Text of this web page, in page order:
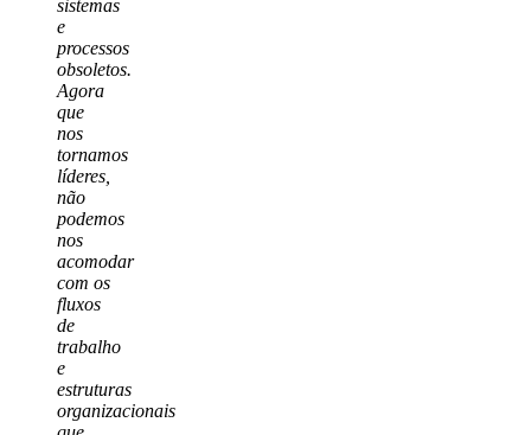
sistemas
e
processos
obsoletos.
Agora
que
nos
tornamos
líderes,
não
podemos
nos
acomodar
com os
fluxos
de
trabalho
e
estruturas
organizacionais